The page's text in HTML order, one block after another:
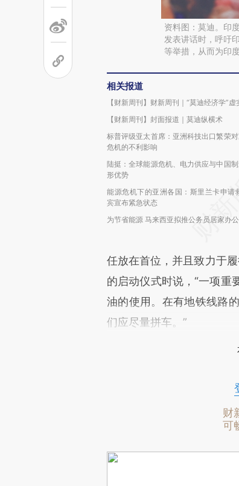
资料图：莫迪。印
发表讲话时，呼吁
等举措，从而为印
相关报道
【财新周刊】财新周刊｜“莫迪经济学”虚
【财新周刊】封面报道｜莫迪纵横术
标普评级亚太首席：亚洲科技出口繁荣
危机的不利影响
陆挺：全球能源危机、电力供应与中国
形优势
能源危机下的亚洲各国：斯里兰卡申请
宾宣布紧急状态
为节省能源 马来西亚拟推公务员居家办公
任放在首位，并且致力于
的启动仪式时说，“一项重
油的使用。在有地铁线路
们应尽量拼车。”
财
可